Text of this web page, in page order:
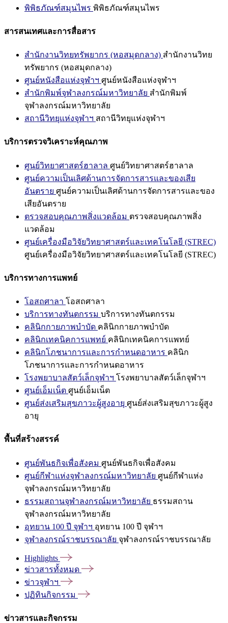
พิพิธภัณฑ์สมุนไพร พิพิธภัณฑ์สมุนไพร
สารสนเทศและการสื่อสาร
สำนักงานวิทยทรัพยากร (หอสมุดกลาง) สำนักงานวิทย
ทรัพยากร (หอสมุดกลาง)
ศูนย์หนังสือแห่งจุฬาฯ ศูนย์หนังสือแห่งจุฬาฯ
สำนักพิมพ์จุฬาลงกรณ์มหาวิทยาลัย สำนักพิมพ์
จุฬาลงกรณ์มหาวิทยาลัย
สถานีวิทยุแห่งจุฬาฯ สถานีวิทยุแห่งจุฬาฯ
บริการตรวจวิเคราะห์คุณภาพ
ศูนย์วิทยาศาสตร์ฮาลาล ศูนย์วิทยาศาสตร์ฮาลาล
ศูนย์ความเป็นเลิศด้านการจัดการสารและของเสีย
อันตราย ศูนย์ความเป็นเลิศด้านการจัดการสารและของ
เสียอันตราย
ตรวจสอบคุณภาพสิ่งแวดล้อม ตรวจสอบคุณภาพสิ่ง
แวดล้อม
ศูนย์เครื่องมือวิจัยวิทยาศาสตร์และเทคโนโลยี (STREC)
ศูนย์เครื่องมือวิจัยวิทยาศาสตร์และเทคโนโลยี (STREC)
บริการทางการแพทย์
โอสถศาลา โอสถศาลา
บริการทางทันตกรรม บริการทางทันตกรรม
คลินิกกายภาพบำบัด คลินิกกายภาพบำบัด
คลินิกเทคนิคการแพทย์ คลินิกเทคนิคการแพทย์
คลินิกโภชนาการและการกำหนดอาหาร คลินิก
โภชนาการและการกำหนดอาหาร
โรงพยาบาลสัตว์เล็กจุฬาฯ โรงพยาบาลสัตว์เล็กจุฬาฯ
ศูนย์เอ็มเน็ต ศูนย์เอ็มเน็ต
ศูนย์ส่งเสริมสุขภาวะผู้สูงอายุ ศูนย์ส่งเสริมสุขภาวะผู้สูง
อายุ
พื้นที่สร้างสรรค์
ศูนย์พันธกิจเพื่อสังคม ศูนย์พันธกิจเพื่อสังคม
ศูนย์กีฬาแห่งจุฬาลงกรณ์มหาวิทยาลัย ศูนย์กีฬาแห่ง
จุฬาลงกรณ์มหาวิทยาลัย
ธรรมสถานจุฬาลงกรณ์มหาวิทยาลัย ธรรมสถาน
จุฬาลงกรณ์มหาวิทยาลัย
อุทยาน 100 ปี จุฬาฯ อุทยาน 100 ปี จุฬาฯ
จุฬาลงกรณ์ราชบรรณาลัย จุฬาลงกรณ์ราชบรรณาลัย
Highlights
ข่าวสารทั้งหมด
ข่าวจุฬาฯ
ปฏิทินกิจกรรม
ข่าวสารและกิจกรรม